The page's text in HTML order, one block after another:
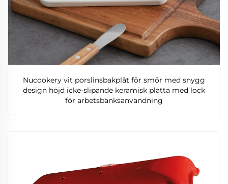
Nucookery vit porslinsbakplåt för smör med snygg
design höjd icke-slipande keramisk platta med lock
för arbetsbänksanvändning